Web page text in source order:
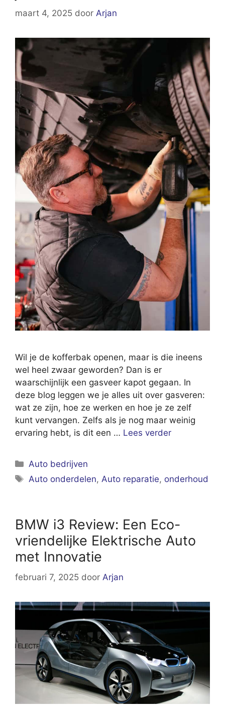
maart 4, 2025 door Arjan
Wil je de kofferbak openen, maar is die ineens
wel heel zwaar geworden? Dan is er
waarschijnlijk een gasveer kapot gegaan. In
deze blog leggen we je alles uit over gasveren:
wat ze zijn, hoe ze werken en hoe je ze zelf
kunt vervangen. Zelfs als je nog maar weinig
ervaring hebt, is dit een … Lees verder
Categorieën
Auto bedrijven
Tags
Auto onderdelen,Auto reparatie, onderhoud
BMW i3 Review: Een Eco-
vriendelijke Elektrische Auto
met Innovatie
februari 7, 2025 door Arjan